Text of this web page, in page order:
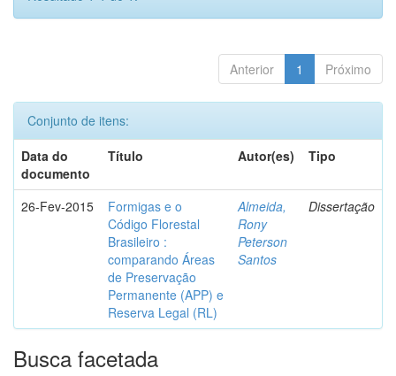
Anterior 1 Próximo
Conjunto de itens:
Data do
documento
Título Autor(es) Tipo
26-Fev-2015
Formigas e o
Código Florestal
Brasileiro :
comparando Áreas
de Preservação
Permanente (APP) e
Reserva Legal (RL)
Almeida,
Rony
Peterson
Santos
Dissertação
Busca facetada